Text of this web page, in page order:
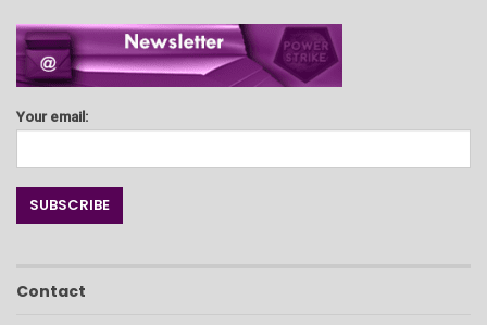
Your email:
Contact